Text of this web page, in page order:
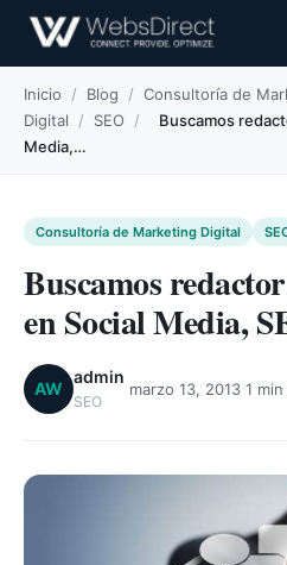
Inicio / Blog / Consultoría de
Digital
/ SEO /
Buscamos
Media,…
Consultoría de Marketing Digital
Buscamos
en Social Media,
AW
admin
SEO
marzo 13, 2013 1